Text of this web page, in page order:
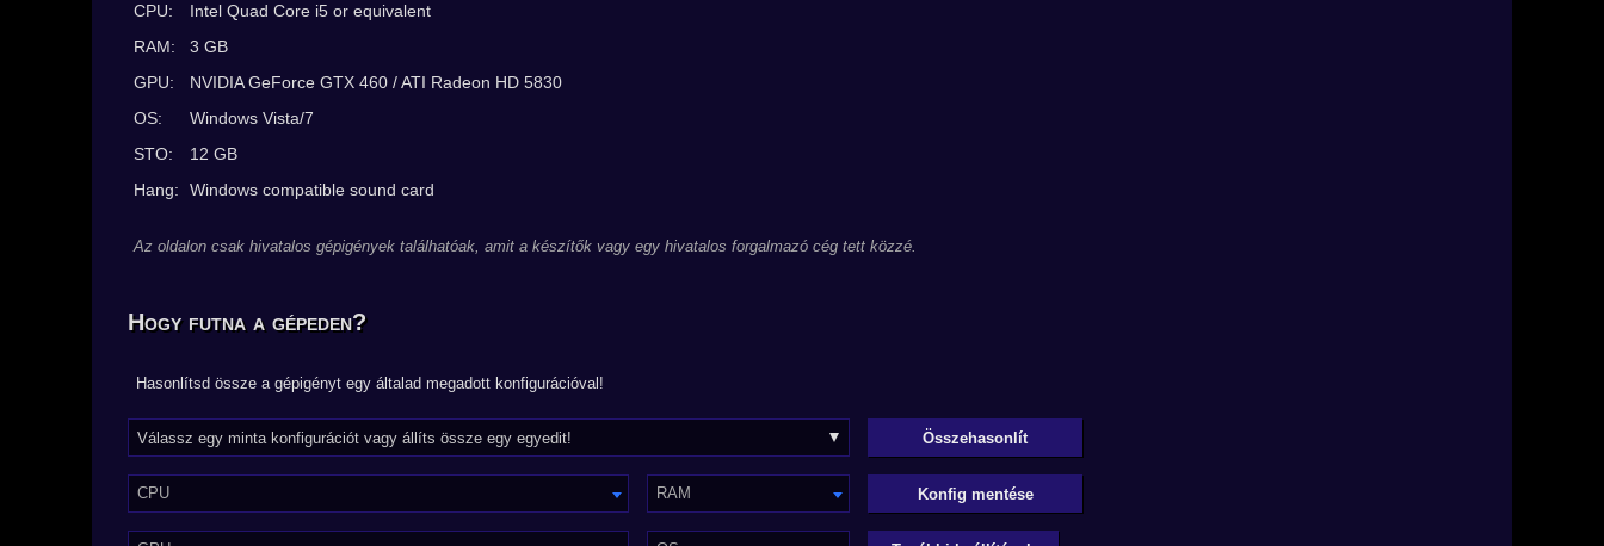
CPU:
Intel Quad Core i5 or equivalent
RAM:
3 GB
GPU:
NVIDIA GeForce GTX 460 / ATI Radeon HD 5830
OS:
Windows Vista/7
STO:
12 GB
Hang:
Windows compatible sound card
Az oldalon csak hivatalos gépigények találhatóak, amit a készítők vagy egy hivatalos forgalmazó cég tett közzé.
Hogy futna a gépeden?
Hasonlítsd össze a gépigényt egy általad megadott konfigurációval!
CPU RAM Konfig mentése